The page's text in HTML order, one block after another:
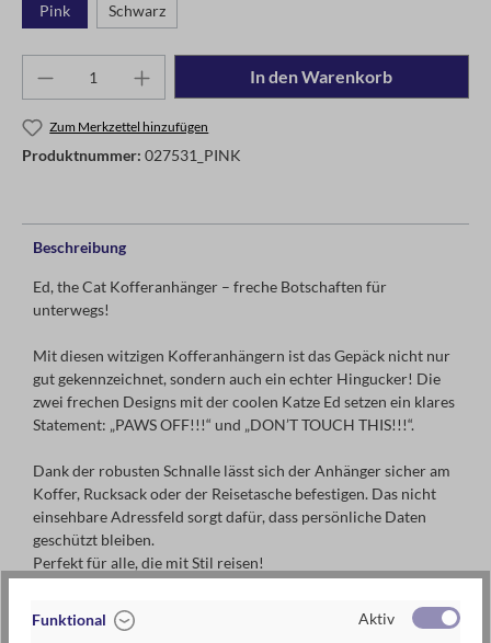
Pink Schwarz
In den Warenkorb
Zum Merkzettel hinzufügen
Produktnummer: 027531_PINK
Beschreibung
Ed, the Cat Kofferanhänger – freche Botschaften für
unterwegs!
Mit diesen witzigen Kofferanhängern ist das Gepäck nicht nur
gut gekennzeichnet, sondern auch ein echter Hingucker! Die
zwei frechen Designs mit der coolen Katze Ed setzen ein klares
Statement: „PAWS OFF!!!“ und „DON’T TOUCH THIS!!!“.
Dank der robusten Schnalle lässt sich der Anhänger sicher am
Koffer, Rucksack oder der Reisetasche befestigen. Das nicht
einsehbare Adressfeld sorgt dafür, dass persönliche Daten
geschützt bleiben.
Perfekt für alle, die mit Stil reisen!
+ lustiges Design mit Ed, the Cat
+ stabile Schnalle für sicheren Halt
mehr anzeigen
Funktional Aktiv